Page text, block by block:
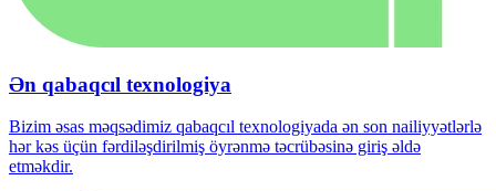
Ən qabaqcıl texnologiya
Bizim əsas məqsədimiz qabaqcıl texnologiyada ən son nailiyyətlərlə
hər kəs üçün fərdiləşdirilmiş öyrənmə təcrübəsinə giriş əldə
etməkdir.